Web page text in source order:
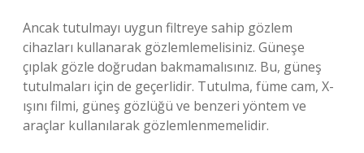
Ancak tutulmayı uygun filtreye sahip gözlem
cihazları kullanarak gözlemlemelisiniz. Güneşe
çıplak gözle doğrudan bakmamalısınız. Bu, güneş
tutulmaları için de geçerlidir. Tutulma, füme cam, X-
ışını filmi, güneş gözlüğü ve benzeri yöntem ve
araçlar kullanılarak gözlemlenmemelidir.